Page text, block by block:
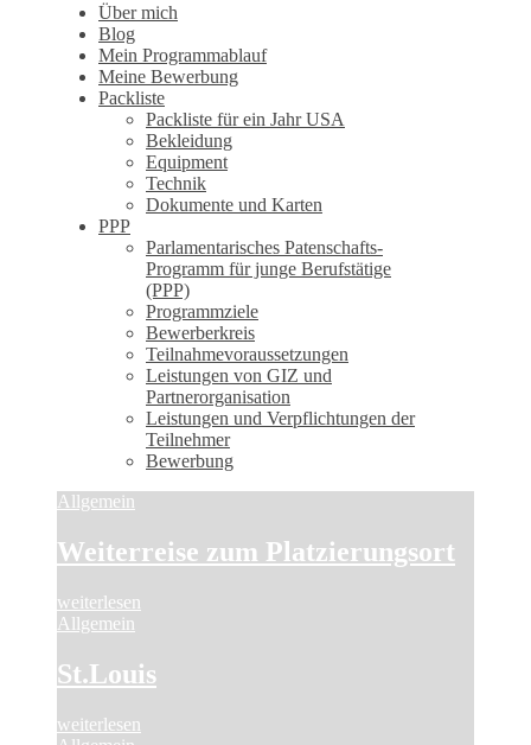
Über mich
Blog
Mein Programmablauf
Meine Bewerbung
Packliste
Packliste für ein Jahr USA
Bekleidung
Equipment
Technik
Dokumente und Karten
PPP
Parlamentarisches Patenschafts-
Programm für junge Berufstätige
(PPP)
Programmziele
Bewerberkreis
Teilnahmevoraussetzungen
Leistungen von GIZ und
Partnerorganisation
Leistungen und Verpflichtungen der
Teilnehmer
Bewerbung
Allgemein
Weiterreise zum Platzierungsort
weiterlesen
Allgemein
St.Louis
weiterlesen